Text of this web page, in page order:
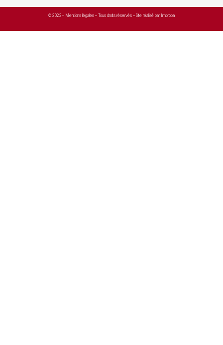
© 2023 – Mentions légales – Tous droits réservés – Site réalisé par Improba